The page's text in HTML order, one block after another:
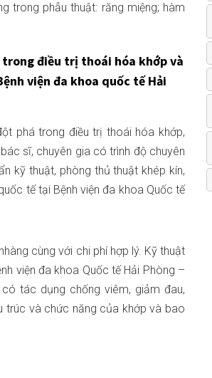
trong phẫu thuật: răng miệng; hàm
điều trị thoái hóa khớp và
viện đa khoa quốc tế Hải
phá trong điều trị thoái hóa khớp,
sĩ, chuyên gia có trình độ chuyên
kỹ thuật, phòng thủ thuật khép kín,
tế tại Bệnh viện đa khoa Quốc tế
cùng với chi phí hợp lý. Kỹ thuật
viện đa khoa Quốc tế Hải Phòng –
tác dụng chống viêm, giảm đau,
trúc và chức năng của khớp và bao